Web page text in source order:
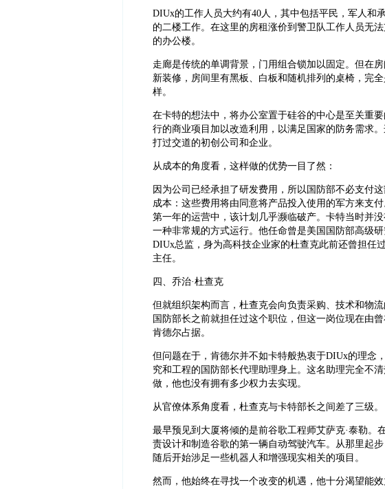
DIUx的工作人员大约有40人，其中包括平民，军人
的二楼工作。在这里的房租涨价到警卫队工作人员无
的办公楼。
走廊是传统的单调背景，门用组合锁加以固定。但在
新装修，房间里有黑板、白板和随机排列的桌椅，完
样。
在卡特的想法中，将办公室置于硅谷的中心是至关重
行的商业项目加以改造利用，以满足国家的防务需求
打过交道的初创公司和企业。
从成本的角度看，这样做的优势一目了然：
因为公司已经承担了研发费用，所以国防部不必支付
成本：这些费用将由同意将产品投入使用的军方来支
第一年的运营中，该计划几乎濒临破产。卡特当时并
一种非常规的方式运行。他任命曾是美国国防部高级
DIUx总监，身为高科技企业家的杜查克此前还曾担任
主任。
四、乔治·杜查克
但就组织架构而言，杜查克会向负责采购、技术和物
国防部长之前就担任过这个职位，但这一岗位现在由
肯德尔占据。
但问题在于，肯德尔并不如卡特般热衷于DIUx的理念
究和工程的国防部长代理助理身上。这名助理完全不
做，他也没有拥有多少权力去实现。
从官僚体系角度看，杜查克与卡特部长之间差了三级。
最早预见到大厦将倾的是前谷歌工程师艾萨克·泰勒。
责设计和制造谷歌的第一辆自动驾驶汽车。从那里起
随后开始涉足一些机器人和增强现实相关的项目。
然而，他始终在寻找一个改变的机遇，他十分渴望能效